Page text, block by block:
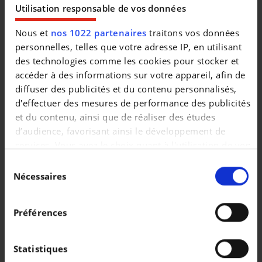
Utilisation responsable de vos données
Nous et nos 1022 partenaires traitons vos données
personnelles, telles que votre adresse IP, en utilisant
des technologies comme les cookies pour stocker et
accéder à des informations sur votre appareil, afin de
diffuser des publicités et du contenu personnalisés,
d'effectuer des mesures de performance des publicités
et du contenu, ainsi que de réaliser des études
d’audience, favorisant ainsi le développement de
services. Vous avez le choix quant à l'utilisation de vos
retirer votre consentement à tout moment en
consultant la Déclaration relative aux cookies ou en
Collecter des informations sur votre localisation
géographique qui peuvent être précises à plusieurs
duNécessaires
Préférences
Statistiques
* Bandenreparatiekit
* Eén ronde uitlaat rechts
* Windscreen washers (Aquablades)
* Aluminium laaddrempelbeschermer
* Aluminium instaplijsten vooraan met Volvo-logo
* Zwarte zijruitomlijsting
* Geïntegreerde zwarte dakrails
* Gevarendriehoek
* Tempered glass. side & rear windows
* Sensus navigatiesysteem incl. RTTI + gratis kaartupdates
* Park Assist parkeerhulp achteraan
* Wieldoppenset. Matt Tech Grey
* Comfortzetels vooraan
* SIPS™ Side Impact Protection System